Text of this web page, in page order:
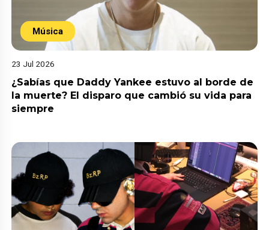
Música
23 Jul 2026
¿Sabías que Daddy Yankee estuvo al borde de
la muerte? El disparo que cambió su vida para
siempre